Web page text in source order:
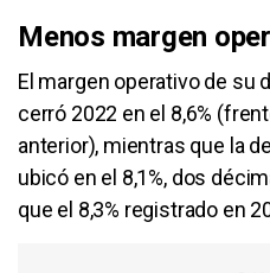
Menos margen
El margen operativo de su
cerró 2022 en el 8,6%
anterior), mientras que la
ubicó en el 8,1%, dos
que el 8,3% registrado en